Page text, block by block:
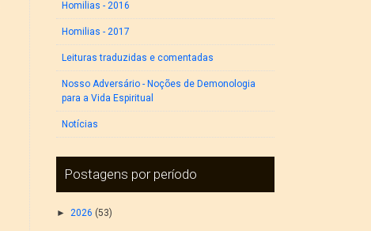
Homilias - 2016
Homilias - 2017
Leituras traduzidas e comentadas
Nosso Adversário - Noções de Demonologia
para a Vida Espiritual
Notícias
Postagens por período
► 2026 (53)